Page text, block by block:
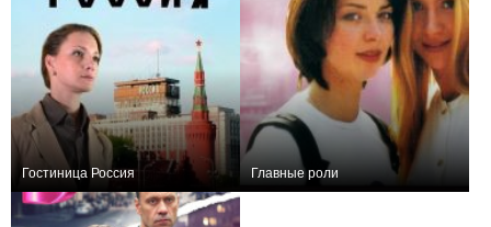
Гостиница Россия Главные роли